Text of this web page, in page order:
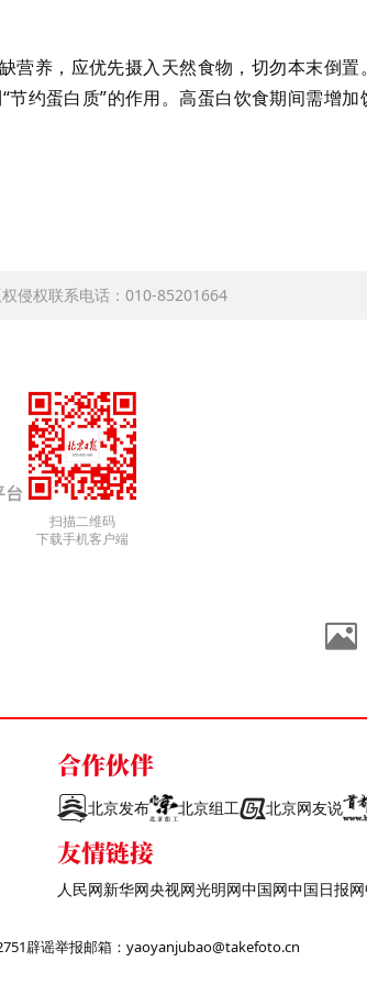
营养，应优先摄入天然食物，切勿本末倒置
约蛋白质”的作用。高蛋白饮食期间需增加
侵权联系电话：010-85201664
扫描二维码
下载手机客户端
合作伙伴
北京发布 北京组工 北京网友说
友情链接
人民网新华网央视网光明网中国网中国日报网
辟谣举报邮箱：yaoyanjubao@takefoto.cn